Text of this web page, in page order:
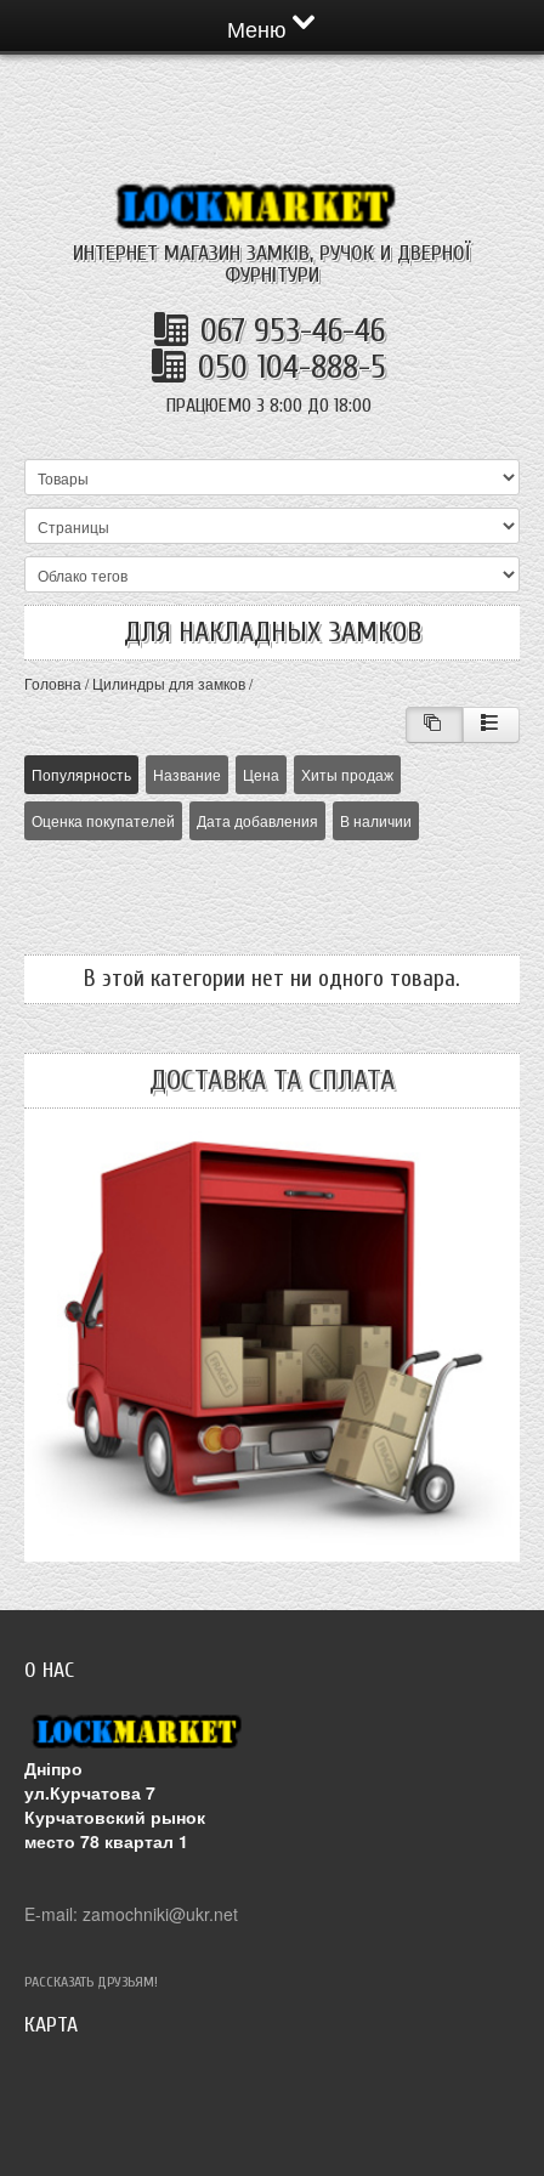
Меню
ИНТЕРНЕТ МАГАЗИН ЗАМКІВ, РУЧОК И ДВЕРНОЇ
ФУРНІТУРИ
067 953-46-46
050 104-888-5
ПРАЦЮЕМО З 8:00 ДО 18:00
ДЛЯ НАКЛАДНЫХ ЗАМКОВ
Головна/Цилиндры для замков/
Популярность Название Цена Хиты продаж
Оценка покупателей Дата добавления В наличии
В этой категории нет ни одного товара.
ДОСТАВКА ТА СПЛАТА
О НАС
Дніпро
ул.Курчатова 7
Курчатовский рынок
место 78 квартал 1
E-mail: zamochniki@ukr.net
РАССКАЗАТЬ ДРУЗЬЯМ!
КАРТА